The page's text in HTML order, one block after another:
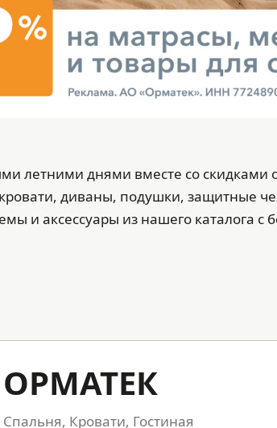
летними днями вместе со скидками
диваны, подушки, защитные
и аксессуары из нашего каталога с
ОРМАТЕК
Спальня, Кровати, Гостиная